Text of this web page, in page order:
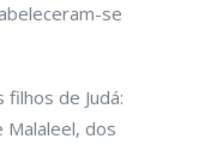
se
de Judá:
Malaleel, dos